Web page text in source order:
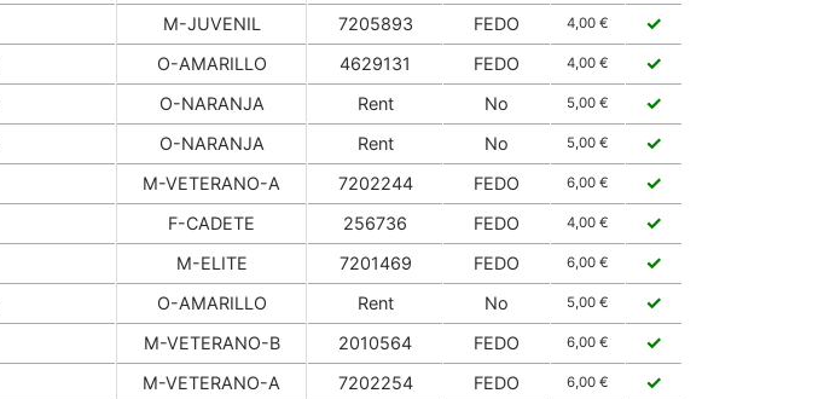
M-JUVENIL 7205893 FEDO 4,00 € ✓
O-AMARILLO 4629131 FEDO 4,00 € ✓
O-NARANJA Rent No 5,00 € ✓
O-NARANJA Rent No 5,00 € ✓
M-VETERANO-A 7202244 FEDO 6,00 € ✓
F-CADETE 256736 FEDO 4,00 € ✓
M-ELITE 7201469 FEDO 6,00 € ✓
O-AMARILLO Rent No 5,00 € ✓
M-VETERANO-B 2010564 FEDO 6,00 € ✓
M-VETERANO-A 7202254 FEDO 6,00 € ✓